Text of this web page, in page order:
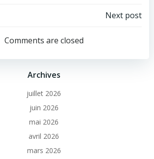
Next post
Comments are closed
Archives
juillet 2026
juin 2026
mai 2026
avril 2026
mars 2026